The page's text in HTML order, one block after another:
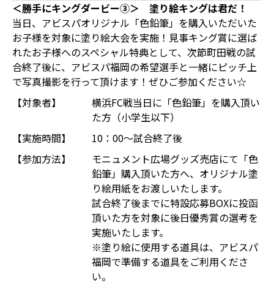
＜勝手にキングダービー③＞ 塗り絵キングは君だ！
当日、アビスパオリジナル「色鉛筆」を購入いただいた
お子様を対象に塗り絵大会を実施！見事キング賞に選ば
れたお子様へのスペシャル特典として、次節町田戦の試
合終了後に、アビスパ福岡の希望選手と一緒にピッチ上
で写真撮影を行って頂けます！ぜひご参加ください☆
【対象者】
横浜FC戦当日に「色鉛筆」を購入頂い
た方（小学生以下）
【実施時間】
10：00～試合終了後
【参加方法】
モニュメント広場グッズ売店にて「色
鉛筆」購入頂いた方へ、オリジナル塗
り絵用紙をお渡しいたします。
試合終了後までに特設応募BOXに投函
頂いた方を対象に後日優秀賞の選考を
実施いたします。
※塗り絵に使用する道具は、アビスパ
福岡で準備する道具をご利用くださ
い。